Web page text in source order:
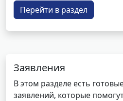
Перейти в раздел
Заявления
В этом разделе есть
заявлений, которые